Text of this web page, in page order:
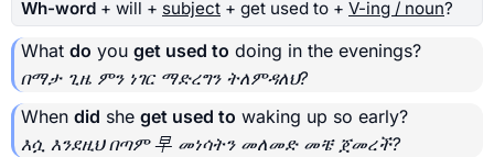
Wh-word + will + subject + get used to + V-ing / noun?
What do you get used to doing in the evenings?
በማታ ጊዜ ምን ነገር ማድረግን ትለምዳለህ?
When did she get used to waking up so early?
እሷ እንደዚህ በጣም 早 መነሳትን መለመድ መቼ ጀመረች?